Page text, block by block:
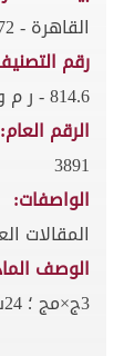
القاهرة - 1972م
رقم
814.6 - ر م و
الرقم العام:
3891
الواصفات:
المقالات
الوصف
3ج×مج ؛ 24سم